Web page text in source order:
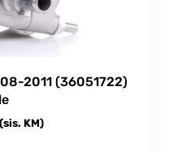
2011 (36051722)
(sis. KM)